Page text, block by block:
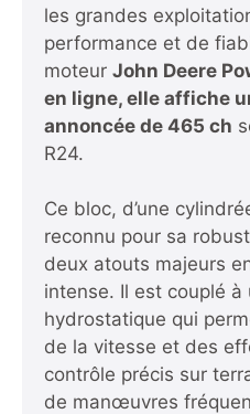
les grandes
performance et de
moteur John Deere
en ligne, elle affiche
annoncée de 465 ch
R24.
Ce bloc, d’une
reconnu pour sa
deux atouts majeurs
intense. Il est couplé à
hydrostatique qui
de la vitesse et des
contrôle précis sur
de manœuvres